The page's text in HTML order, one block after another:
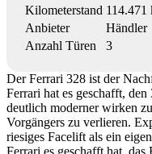
Kilometerstand 114.471
Anbieter
Händler
Anzahl Türen
3
Der Ferrari 328 ist der
Ferrari hat es geschafft,
deutlich moderner wirken
Vorgängers zu verlieren.
riesiges Facelift als ein
Ferrari es geschafft hat, das